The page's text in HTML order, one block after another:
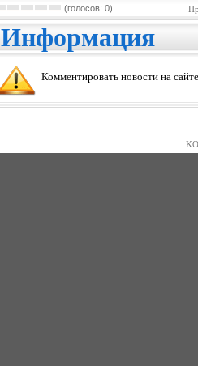
(голосов: 0)
Информация
Комментировать новости на